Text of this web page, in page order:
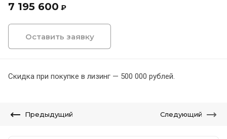
7 195 600 ₽
Оставить заявку
Скидка при покупке в лизинг — 500 000 рублей.
Предыдущий Следующий